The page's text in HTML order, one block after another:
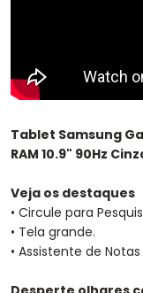
Tablet Samsung
RAM 10.9" 90Hz
Veja os destaques
• Circule para
• Tela grande.
• Assistente de